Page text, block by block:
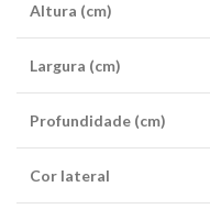
Altura (cm)
Largura (cm)
Profundidade (cm)
Cor lateral